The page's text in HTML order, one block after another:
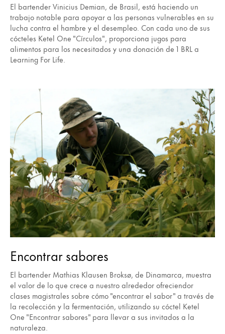
El bartender Vinicius Demian, de Brasil, está haciendo un
trabajo notable para apoyar a las personas vulnerables en su
lucha contra el hambre y el desempleo. Con cada uno de sus
cócteles Ketel One "Círculos", proporciona jugos para
alimentos para los necesitados y una donación de 1 BRL a
Learning For Life.
Encontrar sabores
El bartender Mathias Klausen Broksø, de Dinamarca, muestra
el valor de lo que crece a nuestro alrededor ofreciendor
clases magistrales sobre cómo "encontrar el sabor" a través de
la recolección y la fermentación, utilizando su cóctel Ketel
One "Encontrar sabores" para llevar a sus invitados a la
naturaleza.